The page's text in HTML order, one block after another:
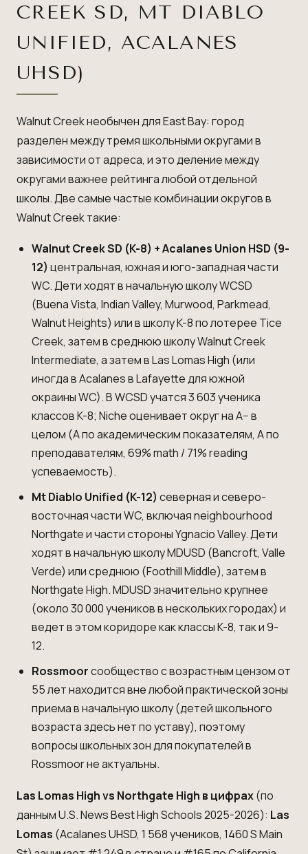
CREEK SD, MT DIABLO
UNIFIED, ACALANES
UHSD)
Walnut Creek необычен для East Bay: город
разделен между тремя школьными округами в
зависимости от адреса, и это деление между
округами важнее рейтинга любой отдельной
школы. Две самые частые комбинации округов в
Walnut Creek такие:
Walnut Creek SD (K-8) + Acalanes Union HSD (9-
12) центральная, южная и юго-западная части
WC. Дети ходят в начальную школу WCSD
(Buena Vista, Indian Valley, Murwood, Parkmead,
Walnut Heights) или в школу K-8 по лотерее Tice
Creek, затем в среднюю школу Walnut Creek
Intermediate, а затем вLas Lomas High (или
иногда в Acalanes в Lafayette для южной
окраины WC). В WCSD учатся 3 603 ученика
классов K-8; Niche оценивает округ на A− в
целом (A по академическим показателям, A по
преподавателям, 69% math / 71% reading
успеваемость).
Mt Diablo Unified (K-12) северная и северо-
восточная части WC, включая neighbourhood
Northgate и части стороны Ygnacio Valley. Дети
ходят в начальную школу MDUSD (Bancroft, Valle
Verde) или среднюю (Foothill Middle), затем в
Northgate High. MDUSD значительно крупнее
(около 30 000 учеников в нескольких городах) и
ведет в этом коридоре как классы K-8, так и 9-
12.
Rossmoorсообщество с возрастным цензом от
55 лет находится вне любой практической зоны
приема в начальную школу (детей школьного
возраста здесь нет по уставу), поэтому
вопросы школьных зон для покупателей в
Rossmoor не актуальны.
Las Lomas High vs Northgate High в цифрах(по
данным U.S. News Best High Schools 2025-2026): Las
Lomas (Acalanes UHSD, 1 568 учеников, 1460 S Main